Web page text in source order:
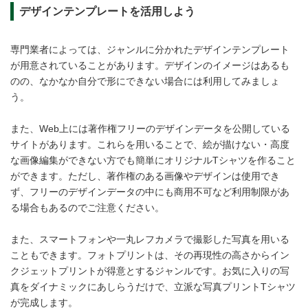
デザインテンプレートを活用しよう
専門業者によっては、ジャンルに分かれたデザインテンプレート
が用意されていることがあります。デザインのイメージはあるも
のの、なかなか自分で形にできない場合には利用してみましょ
う。
また、Web上には著作権フリーのデザインデータを公開している
サイトがあります。これらを用いることで、絵が描けない・高度
な画像編集ができない方でも簡単にオリジナルTシャツを作ること
ができます。ただし、著作権のある画像やデザインは使用でき
ず、フリーのデザインデータの中にも商用不可など利用制限があ
る場合もあるのでご注意ください。
また、スマートフォンや一丸レフカメラで撮影した写真を用いる
こともできます。フォトプリントは、その再現性の高さからイン
クジェットプリントが得意とするジャンルです。お気に入りの写
真をダイナミックにあしらうだけで、立派な写真プリントTシャツ
が完成します。